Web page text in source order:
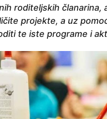
roditeljskih
projekte, a uz
te iste programe i